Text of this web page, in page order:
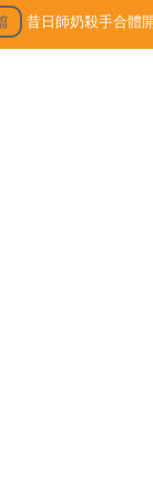
昔日師奶殺手合體